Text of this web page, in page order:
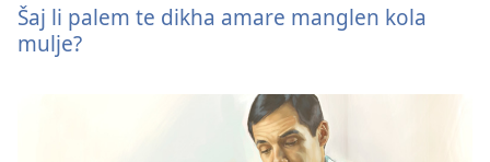
Šaj li palem te dikha amare manglen kola
mulje?